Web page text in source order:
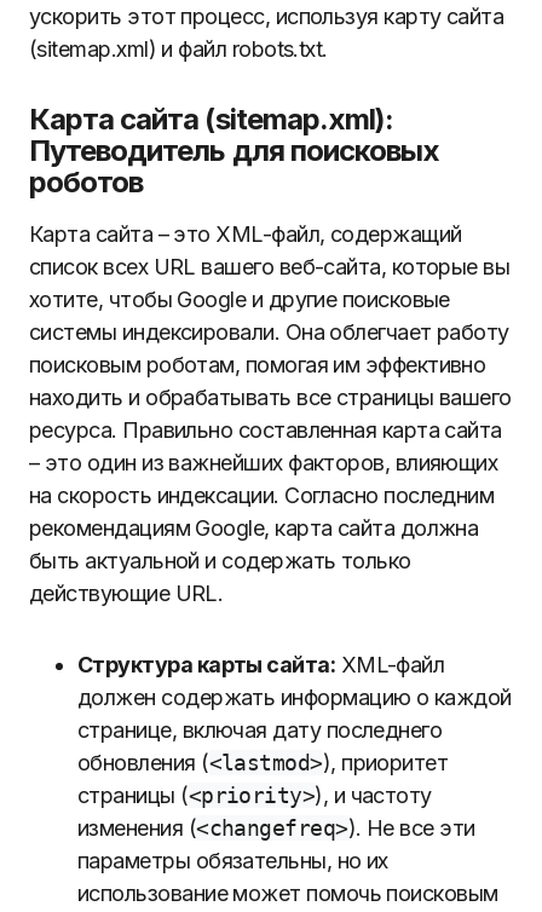
ускорить этот процесс, используя карту сайта
(sitemap.xml) и файл robots.txt.
Карта сайта (sitemap.xml):
Путеводитель для поисковых
роботов
Карта сайта – это XML-файл, содержащий
список всех URL вашего веб-сайта, которые вы
хотите, чтобы Google и другие поисковые
системы индексировали. Она облегчает работу
поисковым роботам, помогая им эффективно
находить и обрабатывать все страницы вашего
ресурса. Правильно составленная карта сайта
– это один из важнейших факторов, влияющих
на скорость индексации. Согласно последним
рекомендациям Google, карта сайта должна
быть актуальной и содержать только
действующие URL.
Структура карты сайта: XML-файл
должен содержать информацию о каждой
странице, включая дату последнего
обновления (<lastmod>), приоритет
страницы (<priority>), и частоту
изменения (<changefreq>). Не все эти
параметры обязательны, но их
использование может помочь поисковым